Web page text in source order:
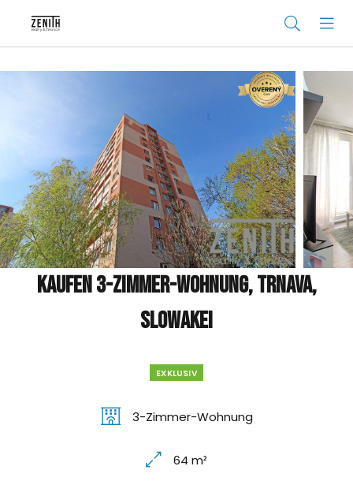
Kaufen 3-Zimmer-Wohnung, Trnava,
Slowakei
EXKLUSIV
3-Zimmer-Wohnung
64 m²